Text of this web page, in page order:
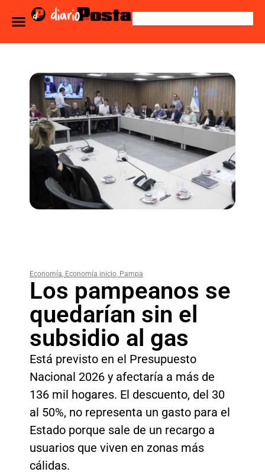
Economía, Economía inicio, Pampa
Los pampeanos se
quedarían sin el
subsidio al gas
Está previsto en el Presupuesto
Nacional 2026 y afectaría a más de
136 mil hogares. El descuento, del 30
al 50%, no representa un gasto para el
Estado porque sale de un recargo a
usuarios que viven en zonas más
cálidas.